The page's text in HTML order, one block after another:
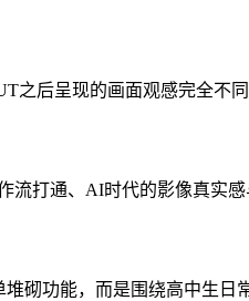
后呈现的画面观感完全不
打通、AI时代的影像真实
砌功能，而是围绕高中生日